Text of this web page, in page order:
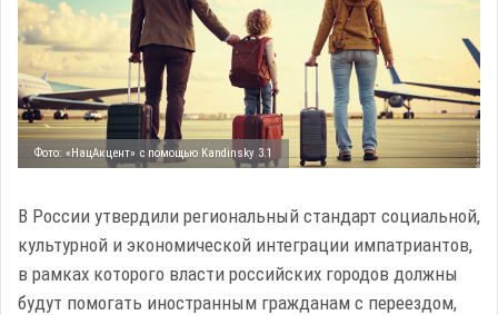
Фото: «НацАкцент» с помощью Kandinsky 3.1
В России утвердили региональный стандарт социальной,
культурной и экономической интеграции импатриантов,
в рамках которого власти российских городов должны
будут помогать иностранным гражданам с переездом,